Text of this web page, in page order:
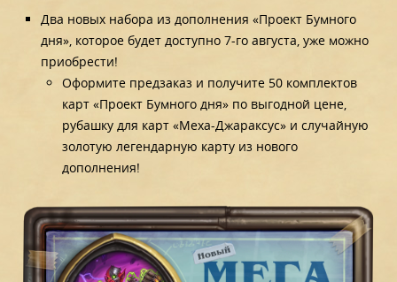
Два новых набора из дополнения «Проект Бумного
дня», которое будет доступно 7-го августа, уже можно
приобрести!
Оформите предзаказ и получите 50 комплектов
карт «Проект Бумного дня» по выгодной цене,
рубашку для карт «Меха-Джараксус» и случайную
золотую легендарную карту из нового
дополнения!